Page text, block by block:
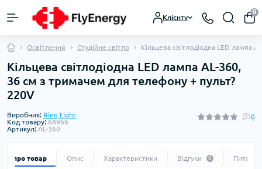
Клієнту
0
Освітлення Студійне світло Кільцева світлодіодна LED лампа
Кільцева світлодіодна LED лампа AL-360,
36 см з тримачем для телефону + пульт?
220V
Виробник: Ring Light
Код товару: 68966
Артикул: AL-360
0
про товар Опис Характеристики Відгуки 0 Питання